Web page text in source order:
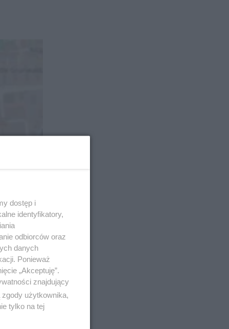
dostęp i
identyfikatory,
odbiorców oraz
danych
Ponieważ
„Akceptuję”.
znajdujący
użytkownika,
tylko na tej